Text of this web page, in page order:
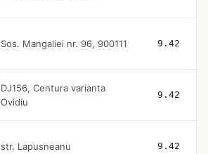
Sos. Mangaliei nr. 96, 900111 9.42
DJ156, Centura varianta
Ovidiu
9.42
str. Lapusneanu 9.42